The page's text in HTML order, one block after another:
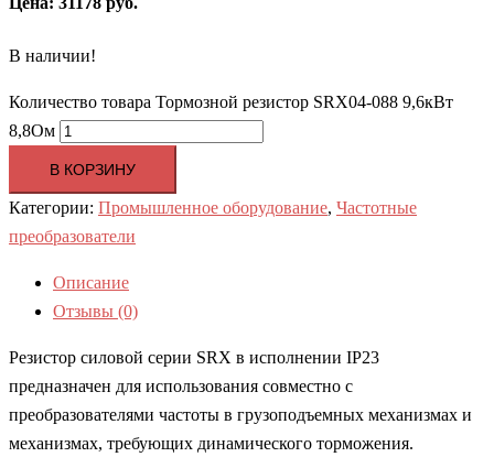
В наличии!
Количество товара Тормозной резистор SRX04-088 9,6кВт
8,8Ом
В КОРЗИНУ
Категории: Промышленное оборудование, Частотные
преобразователи
Описание
Отзывы (0)
Резистор силовой серии SRX в исполнении IP23
предназначен для использования совместно с
преобразователями частоты в грузоподъемных механизмах и
механизмах, требующих динамического торможения.